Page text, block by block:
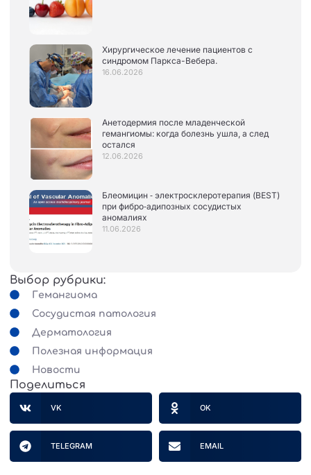
Хирургическое лечение пациентов с
синдромом Паркса-Вебера.
16.06.2026
Анетодермия после младенческой
гемангиомы: когда болезнь ушла, а след
остался
12.06.2026
Блеомицин ‑ электросклеротерапия (BEST)
при фибро‑адипозных сосудистых
аномалиях
11.06.2026
Выбор рубрики:
Гемангиома
Сосудистая патология
Дерматология
Полезная информация
Новости
Поделиться
VK OK
TELEGRAM EMAIL